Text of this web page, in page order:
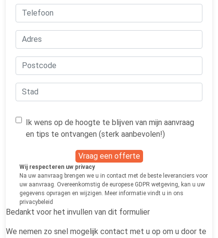
Ik wens op de hoogte te blijven van mijn aanvraag
en tips te ontvangen (sterk aanbevolen!)
Vraag een offerte
Wij respecteren uw privacy
Na uw aanvraag brengen we u in contact met de beste leveranciers voor
uw aanvraag. Overeenkomstig de europese GDPR wetgeving, kan u uw
gegevens opvragen en wijzigen. Meer informatie vindt u in ons
privacybeleid
Bedankt voor het invullen van dit formulier
We nemen zo snel mogelijk contact met u op om u door te